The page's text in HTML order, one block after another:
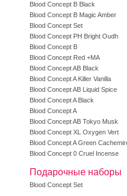
Blood Concept B Black
Blood Concept B Magic Amber
Blood Concept Set
Blood Concept PH Bright Oudh
Blood Concept B
Blood Concept Red +MA
Blood Concept AB Black
Blood Concept A Killer Vanilla
Blood Concept AB Liquid Spice
Blood Concept A Black
Blood Concept A
Blood Concept AB Tokyo Musk
Blood Concept XL Oxygen Vert
Blood Concept A Green
Blood Concept 0 Cruel Incense
Подарочные наборы
Blood Concept Set